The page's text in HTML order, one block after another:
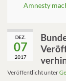
Amnesty
DEZ.
07
2017
Veröffentlicht unter